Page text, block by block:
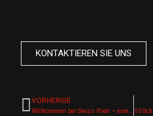
KONTAKTIEREN SIE UNS
VORHERIGE
Willkommen bei Swiss Pixel – einer Digitalmarketingagentur mit Sitz in Zug, Schweiz!